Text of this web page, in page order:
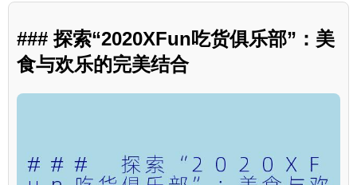
### 探索“2020XFun吃货俱乐部”：美
食与欢乐的完美结合